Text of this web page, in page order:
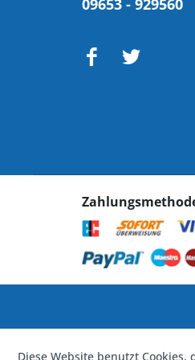
09653 - 929560
Diese Website benutzt